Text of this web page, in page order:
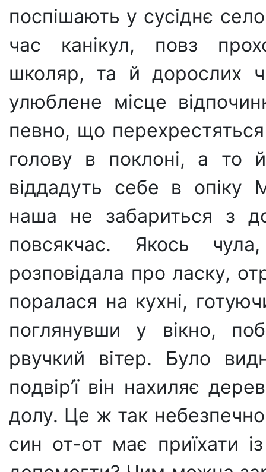
поспішають у сусіднє
час канікул, повз
школяр, та й дорослих
улюблене місце
певно, що
голову в поклоні, а то
віддадуть себе в опіку
наша не забариться з
повсякчас. Якось
розповідала про ласку,
поралася на кухні,
поглянувши у вікно,
рвучкий вітер. Було
подвір’ї він нахиляє
долу. Це ж так
син от-от має приїхати